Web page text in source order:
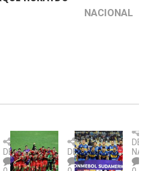
NACIONAL
U.
Católica
fue
DEPORTES
Copa
Sudamericana:
U.
DEPORTES
un